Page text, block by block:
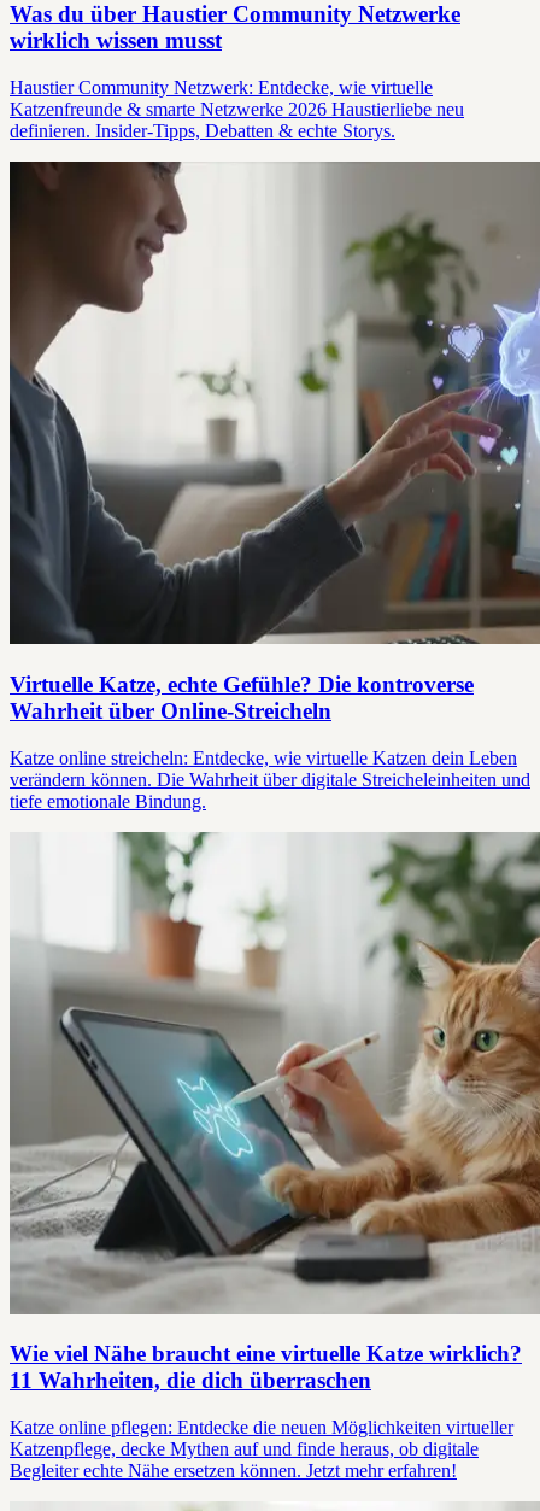
Was du über Haustier Community Netzwerke
wirklich wissen musst
Haustier Community Netzwerk: Entdecke, wie virtuelle
Katzenfreunde & smarte Netzwerke 2026 Haustierliebe neu
definieren. Insider-Tipps, Debatten & echte Storys.
Virtuelle Katze, echte Gefühle? Die kontroverse
Wahrheit über Online-Streicheln
Katze online streicheln: Entdecke, wie virtuelle Katzen dein Leben
verändern können. Die Wahrheit über digitale Streicheleinheiten und
tiefe emotionale Bindung.
Wie viel Nähe braucht eine virtuelle Katze wirklich?
11 Wahrheiten, die dich überraschen
Katze online pflegen: Entdecke die neuen Möglichkeiten virtueller
Katzenpflege, decke Mythen auf und finde heraus, ob digitale
Begleiter echte Nähe ersetzen können. Jetzt mehr erfahren!